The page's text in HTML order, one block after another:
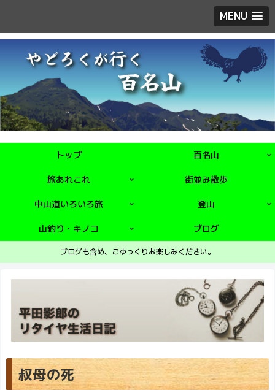
MENU
トップ 百名山
旅あれこれ 街並み散歩
中山道いろいろ旅 登山
山釣り・キノコ ブログ
ブログも含め、ごゆっくりお楽しみください。
叔母の死